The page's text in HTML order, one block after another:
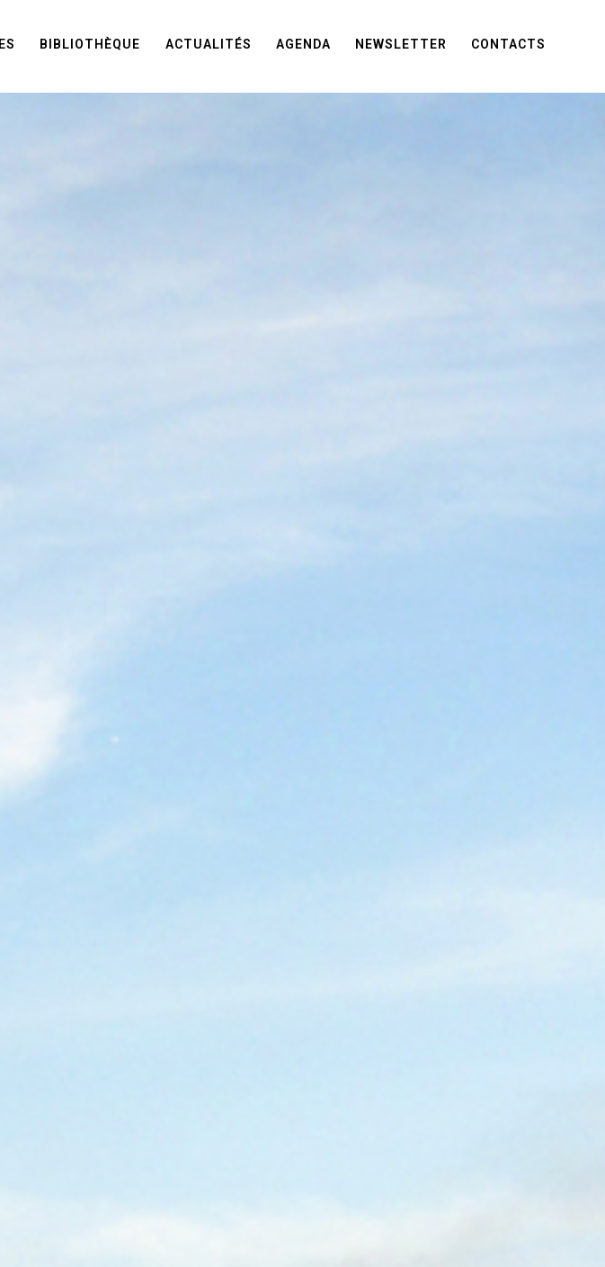
BIBLIOTHÈQUE ACTUALITÉS AGENDA NEWSLETTER CONTACTS